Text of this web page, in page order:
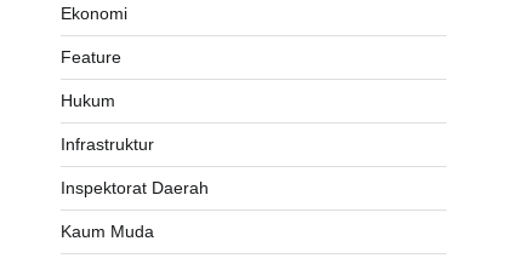
Ekonomi
Feature
Hukum
Infrastruktur
Inspektorat Daerah
Kaum Muda